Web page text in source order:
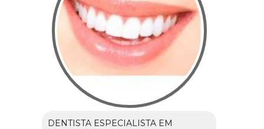
DENTISTA ESPECIALISTA EM